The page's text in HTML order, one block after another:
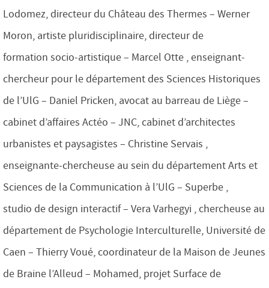
Lodomez, directeur du Château des Thermes – Werner
Moron, artiste pluridisciplinaire, directeur de
formation socio-artistique – Marcel Otte , enseignant-
chercheur pour le département des Sciences Historiques
de l’UlG – Daniel Pricken, avocat au barreau de Liège –
cabinet d’affaires Actéo – JNC, cabinet d’architectes
urbanistes et paysagistes – Christine Servais ,
enseignante-chercheuse au sein du département Arts et
Sciences de la Communication à l’UlG – Superbe ,
studio de design interactif – Vera Varhegyi , chercheuse au
département de Psychologie Interculturelle, Université de
Caen – Thierry Voué, coordinateur de la Maison de Jeunes
de Braine l’Alleud – Mohamed, projet Surface de